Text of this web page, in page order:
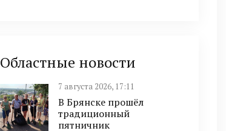
Областные новости
7 августа 2026, 17:11
В Брянске прошёл
традиционный
пятничник